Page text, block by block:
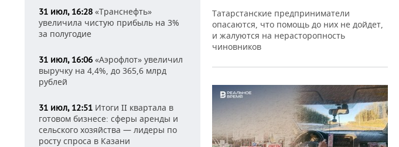
31 июл, 16:28 «Транснефть»
увеличила чистую прибыль на 3%
за полугодие
31 июл, 16:06 «Аэрофлот» увеличил
выручку на 4,4%, до 365,6 млрд
рублей
31 июл, 12:51 Итоги II квартала в
готовом бизнесе: сферы аренды и
сельского хозяйства — лидеры по
росту спроса в Казани
Татарстанские предприниматели
опасаются, что помощь до них не дойдет,
и жалуются на нерасторопность
чиновников